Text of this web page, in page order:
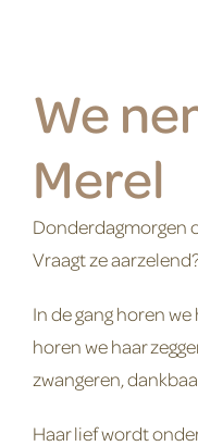
We
Merel
Donderdagmorgen
Vraagt ze
In de gang horen
horen we haar
zwangeren,
Haar lief wordt